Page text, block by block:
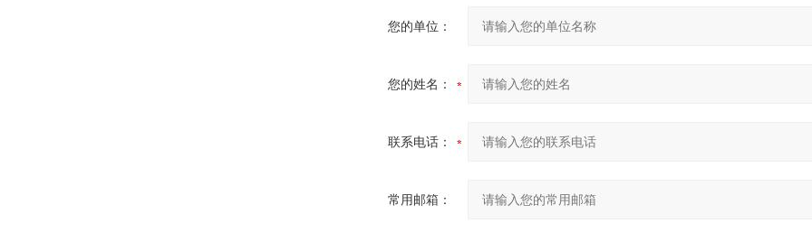
您的单位：
您的姓名：
联系电话：
常用邮箱：